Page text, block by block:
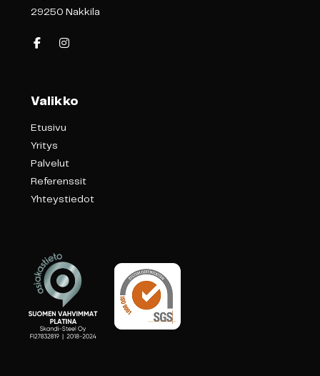
29250 Nakkila
Valikko
Etusivu
Yritys
Palvelut
Referenssit
Yhteystiedot